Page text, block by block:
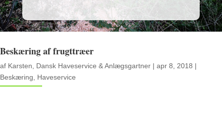
Beskæring af frugttræer
af Karsten, Dansk Haveservice & Anlægsgartner | apr 8, 2018 |
Beskæring
Haveservice